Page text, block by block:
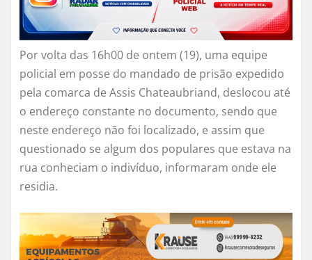
Por volta das 16h00 de ontem (19), uma equipe
policial em posse do mandado de prisão expedido
pela comarca de Assis Chateaubriand, deslocou até
o endereço constante no documento, sendo que
neste endereço não foi localizado, e assim que
questionado se algum dos populares que estava na
rua conheciam o indivíduo, informaram onde ele
residia.